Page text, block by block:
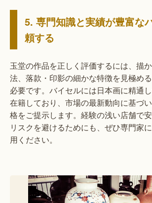
5. 専門知識と実績が豊富な
頼する
玉堂の作品を正しく評価するには、描
法、落款・印影の細かな特徴を見極め
必要です。バイセルには日本画に精通
在籍しており、市場の最新動向に基づ
格をご提示します。経験の浅い店舗で
リスクを避けるためにも、ぜひ専門家
用ください。